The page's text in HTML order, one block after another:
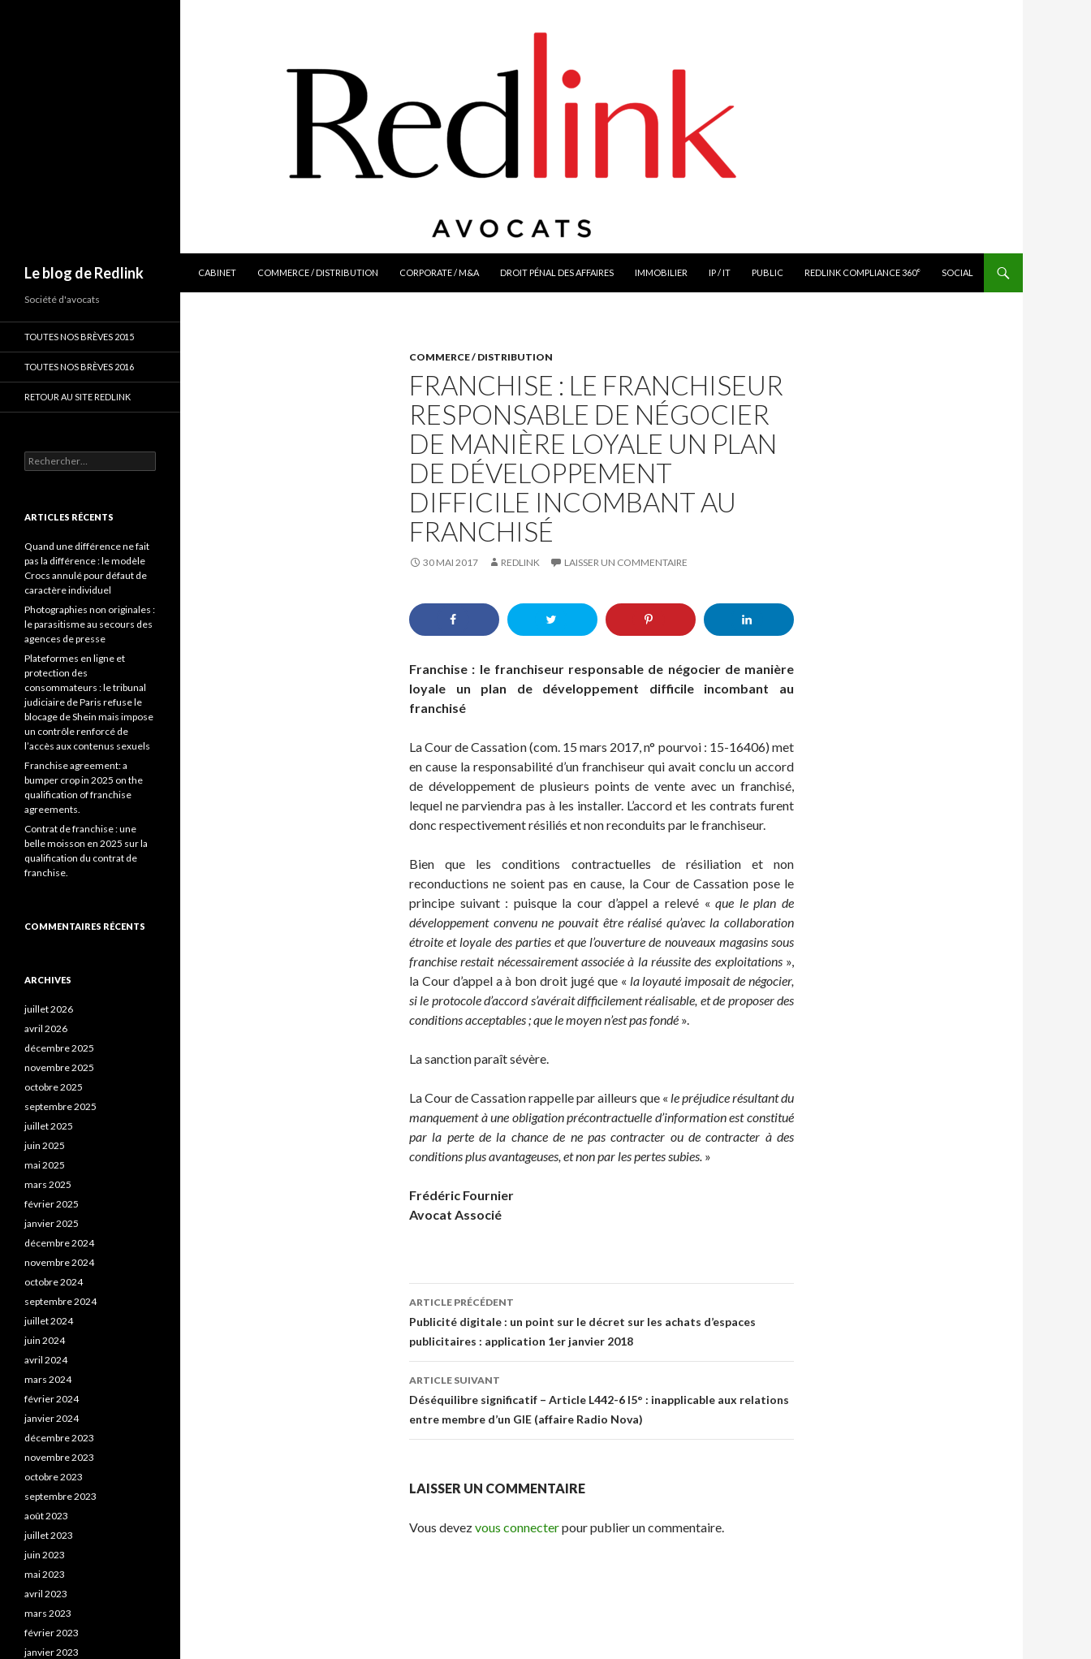
Le blog de Redlink
CABINET
COMMERCE / DISTRIBUTION CORPORATE / M&A DROIT PÉNAL DES AFFAIRES IMMOBILIER IP / IT PUBLIC REDLINK COMPLIANCE 360° SOCIAL
COMMERCE / DISTRIBUTION
FRANCHISE : LE FRANCHISEUR
RESPONSABLE DE NÉGOCIER
DE MANIÈRE LOYALE UN PLAN
DE DÉVELOPPEMENT
DIFFICILE INCOMBANT AU
FRANCHISÉ
30 MAI 2017 REDLINK LAISSER UN COMMENTAIRE
Franchise : le franchiseur responsable de négocier de manière
loyale un plan de développement difficile incombant au
franchisé
La Cour de Cassation (com. 15 mars 2017, n° pourvoi : 15-16406) met
en cause la responsabilité d’un franchiseur qui avait conclu un accord
de développement de plusieurs points de vente avec un franchisé,
lequel ne parviendra pas à les installer. L’accord et les contrats furent
donc respectivement résiliés et non reconduits par le franchiseur.
Bien que les conditions contractuelles de résiliation et non
reconductions ne soient pas en cause, la Cour de Cassation pose le
principe suivant : puisque la cour d’appel a relevé «que le plan de
développement convenu ne pouvait être réalisé qu’avec la collaboration
étroite et loyale des parties et que l’ouverture de nouveaux magasins sous
franchise restait nécessairement associée à la réussite des exploitations»,
la Cour d’appel a à bon droit jugé que « la loyauté imposait de négocier,
si le protocole d’accord s’avérait difficilement réalisable, et de proposer des
conditions acceptables ; que le moyen n’est pas fondé ».
La sanction paraît sévère.
La Cour de Cassation rappelle par ailleurs que « le préjudice résultant du
manquement à une obligation précontractuelle d’information est constitué
par la perte de la chance de ne pas contracter ou de contracter à des
conditions plus avantageuses, et non par les pertes subies. »
Frédéric Fournier
Avocat Associé
Navigation
des
articles
ARTICLE PRÉCÉDENT
Publicité digitale : un point sur le décret sur les achats d’espaces
publicitaires : application 1er janvier 2018
ARTICLE SUIVANT
Déséquilibre significatif – Article L442-6 I5° : inapplicable aux relations
entre membre d’un GIE (affaire Radio Nova)
LAISSER UN COMMENTAIRE
Vous devezvous connecterpour publier un commentaire.
Société d'avocats
TOUTES NOS BRÈVES 2015
TOUTES NOS BRÈVES 2016
RETOUR AU SITE REDLINK
Rechercher :
ARTICLES RÉCENTS
Quand une différence ne fait
pas la différence : le modèle
Crocs annulé pour défaut de
caractère individuel
Photographies non originales :
le parasitisme au secours des
agences de presse
Plateformes en ligne et
protection des
consommateurs : le tribunal
judiciaire de Paris refuse le
blocage de Shein mais impose
un contrôle renforcé de
l’accès aux contenus sexuels
Franchise agreement: a
bumper crop in 2025 on the
qualification of franchise
agreements.
Contrat de franchise : une
belle moisson en 2025 sur la
qualification du contrat de
franchise.
COMMENTAIRES RÉCENTS
ARCHIVES
juillet 2026
avril 2026
décembre 2025
novembre 2025
octobre 2025
septembre 2025
juillet 2025
juin 2025
mai 2025
mars 2025
février 2025
janvier 2025
décembre 2024
novembre 2024
octobre 2024
septembre 2024
juillet 2024
juin 2024
avril 2024
mars 2024
février 2024
janvier 2024
décembre 2023
novembre 2023
octobre 2023
septembre 2023
août 2023
juillet 2023
juin 2023
mai 2023
avril 2023
mars 2023
février 2023
janvier 2023